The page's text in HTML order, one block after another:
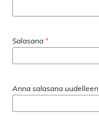
Salasana *
Anna salasana uudelleen